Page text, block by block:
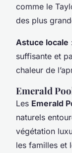
comme le
des plus
Astuce locale
suffisante et
chaleur de
Emerald
Les Emerald
naturels
végétation
les familles et